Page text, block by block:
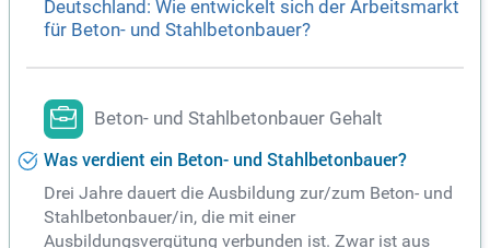
Deutschland: Wie entwickelt sich der Arbeitsmarkt
für Beton- und Stahlbetonbauer?
Beton- und Stahlbetonbauer Gehalt
Was verdient ein Beton- und Stahlbetonbauer?
Drei Jahre dauert die Ausbildung zur/zum Beton- und
Stahlbetonbauer/in, die mit einer
Ausbildungsvergütung verbunden ist. Zwar ist aus